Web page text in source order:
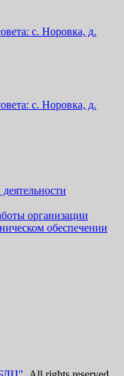
с. Норовка, д.
с. Норовка, д.
организации
обеспечении